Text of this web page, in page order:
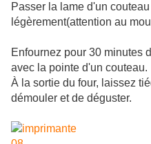
Passer la lame d'un
légèrement(attention au
Enfournez pour 30 minutes
avec la pointe d'un couteau.
À la sortie du four, laissez
démouler et de déguster.